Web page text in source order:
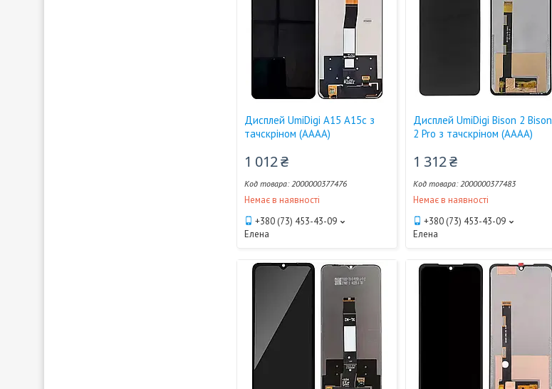
Дисплей UmiDigi A15 A15с з
тачскріном (AAAA)
1 012 ₴
2000000377476
Немає в наявності
+380 (73) 453-43-09
Елена
Дисплей UmiDigi Bison 2 Bison
2 Pro з тачскріном (AAAA)
1 312 ₴
2000000377483
Немає в наявності
+380 (73) 453-43-09
Елена